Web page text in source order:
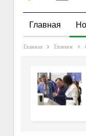
Главная
Главная Главное